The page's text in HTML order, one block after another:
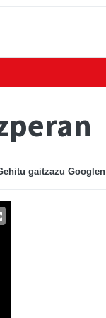
gaitzazu Googlen